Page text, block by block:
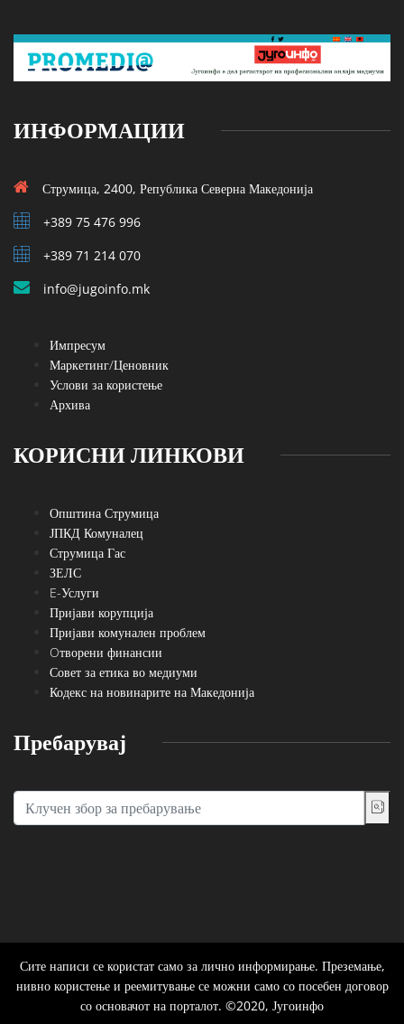
ИНФОРМАЦИИ
Струмица, 2400, Република Северна Македонија
+389 75 476 996
+389 71 214 070
info@jugoinfo.mk
Импресум
Маркетинг/Ценовник
Услови за користење
Архива
КОРИСНИ ЛИНКОВИ
Општина Струмица
ЈПКД Комуналец
Струмица Гас
ЗЕЛС
E-Услуги
Пријави корупција
Пријави комунален проблем
Oтворени финансии
Совет за етика во медиуми
Кодекс на новинарите на Македонија
Пребарувај
Сите написи се користат само за лично информирање. Преземање,
нивно користење и реемитување се можни само со посебен договор
со основачот на порталот. ©2020, Југоинфо